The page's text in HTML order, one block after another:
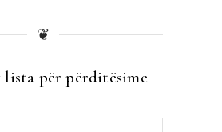
❦
për përditësime